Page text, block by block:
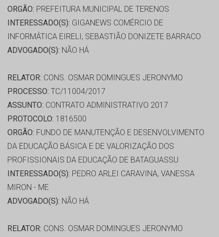
ORGÃO: PREFEITURA MUNICIPAL DE TERENOS
INTERESSADO(S): GIGANEWS COMÉRCIO DE
INFORMÁTICA EIRELI, SEBASTIÃO DONIZETE BARRACO
ADVOGADO(S): NÃO HÁ
RELATOR: CONS. OSMAR DOMINGUES JERONYMO
PROCESSO: TC/11004/2017
ASSUNTO: CONTRATO ADMINISTRATIVO 2017
PROTOCOLO: 1816500
ORGÃO: FUNDO DE MANUTENÇÃO E DESENVOLVIMENTO
DA EDUCAÇÃO BÁSICA E DE VALORIZAÇÃO DOS
PROFISSIONAIS DA EDUCAÇÃO DE BATAGUASSU
INTERESSADO(S): PEDRO ARLEI CARAVINA, VANESSA
MIRON - ME
ADVOGADO(S): NÃO HÁ
RELATOR: CONS. OSMAR DOMINGUES JERONYMO